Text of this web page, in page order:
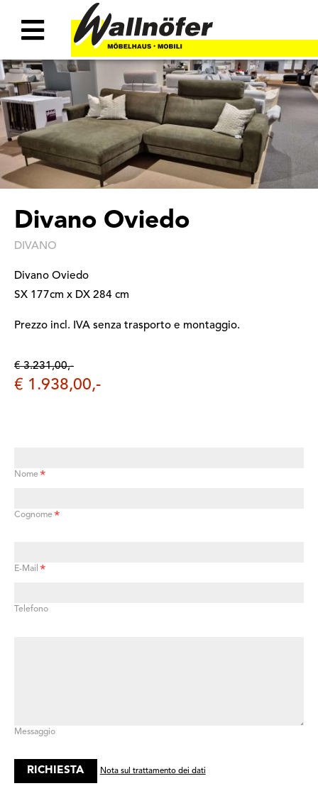
Divano Oviedo
DIVANO
Divano Oviedo
SX 177cm x DX 284 cm
Prezzo incl. IVA senza trasporto e montaggio.
€ 3.231,00,-
€ 1.938,00,-
Nome*
Cognome*
E-Mail *
Telefono
Messaggio
Nota sul trattamento dei dati